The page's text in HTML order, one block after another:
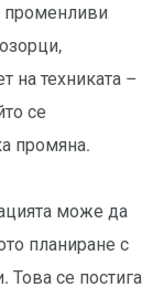
променливи
на техниката –
се
промяна.
може да
планиране с
Това се постига